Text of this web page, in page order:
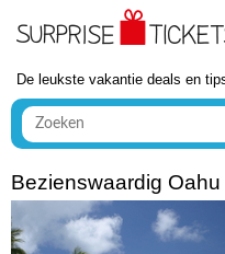
De leukste vakantie deals en
Bezienswaardig Oahu